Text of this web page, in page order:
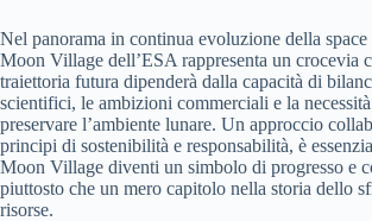
Nel panorama in continua evoluzione della
Moon Village dell’ESA rappresenta un crocevia
traiettoria futura dipenderà dalla capacità di
scientifici, le ambizioni commerciali e la
preservare l’ambiente lunare. Un approccio
principi di sostenibilità e responsabilità, è
Moon Village diventi un simbolo di progresso e
piuttosto che un mero capitolo nella storia dello
risorse.